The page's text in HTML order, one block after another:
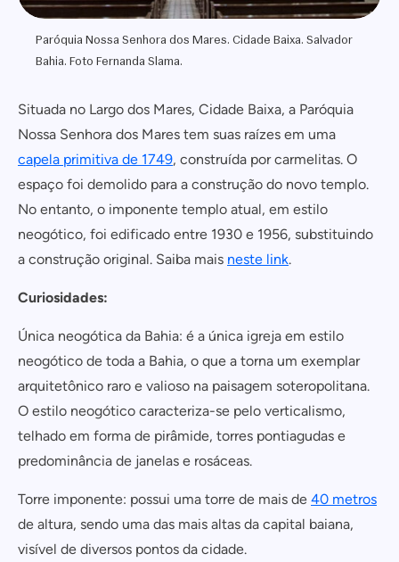
Paróquia Nossa Senhora dos Mares. Cidade Baixa. Salvador
Bahia. Foto Fernanda Slama.
Situada no Largo dos Mares, Cidade Baixa, a Paróquia
Nossa Senhora dos Mares tem suas raízes em uma
capela primitiva de 1749, construída por carmelitas. O
espaço foi demolido para a construção do novo templo.
No entanto, o imponente templo atual, em estilo
neogótico, foi edificado entre 1930 e 1956, substituindo
a construção original. Saiba mais neste link.
Curiosidades:
Única neogótica da Bahia: é a única igreja em estilo
neogótico de toda a Bahia, o que a torna um exemplar
arquitetônico raro e valioso na paisagem soteropolitana.
O estilo neogótico caracteriza-se pelo verticalismo,
telhado em forma de pirâmide, torres pontiagudas e
predominância de janelas e rosáceas.
Torre imponente: possui uma torre de mais de 40 metros
de altura, sendo uma das mais altas da capital baiana,
visível de diversos pontos da cidade.